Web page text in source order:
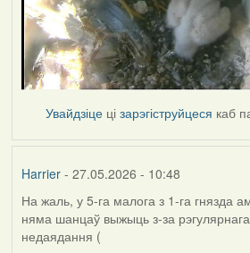
Увайдзіце цізарэгіструйцеся каб
Harrier- 27.05.2026 - 10:48
На жаль, у 5-га малога з 1-га гнязда
няма шанцаў выжыць з-за рэгулярнага
недаядання (